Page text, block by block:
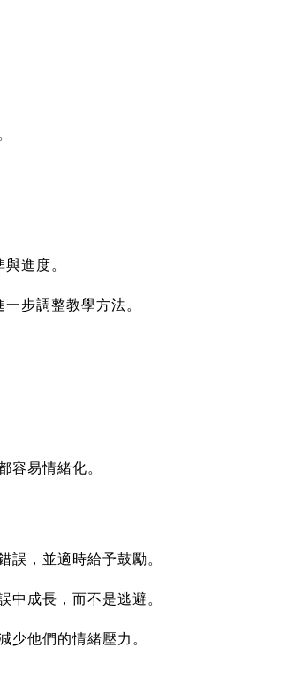
進度。
步調整教學方法。
容易情緒化。
誤，並適時給予鼓勵。
中成長，而不是逃避。
少他們的情緒壓力。